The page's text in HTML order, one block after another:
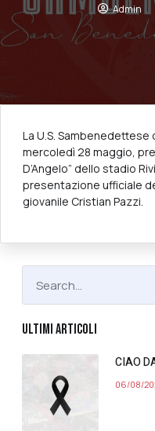
Admin
La U.S. Sambenedettese
mercoledì 28 maggio,
D’Angelo” dello stadio
presentazione ufficiale
giovanile Cristian Pazzi.
ULTIMI ARTICOLI
CIAO
06/08/